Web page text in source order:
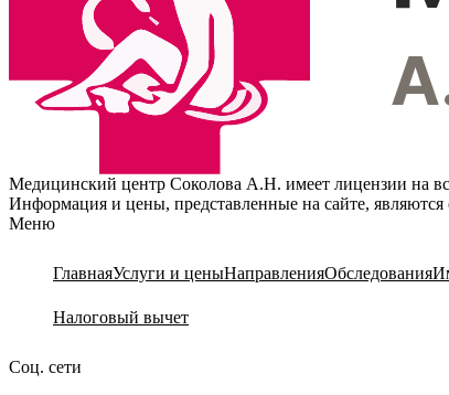
Медицинский центр Соколова А.Н. имеет лицензии на
Информация и цены, представленные на сайте,
Меню
ГлавнаяУслуги и ценыНаправленияОбследования
Налоговый вычет
Соц. сети